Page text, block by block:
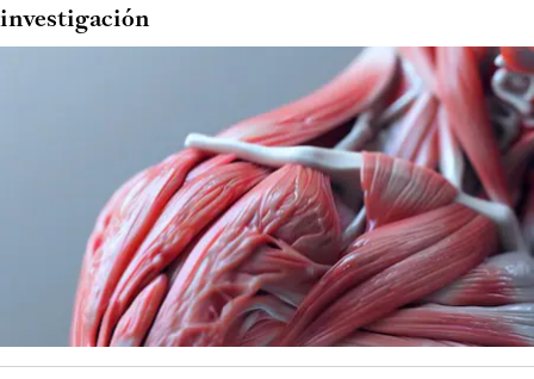
investigación